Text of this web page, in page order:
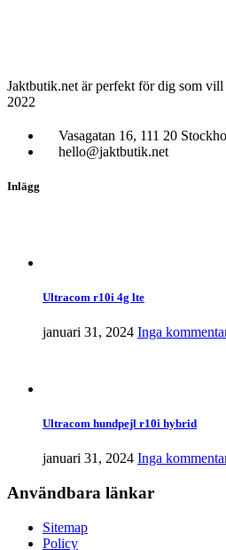
Jaktbutik.net är perfekt för dig som
2022
Vasagatan 16, 111 20
hello@jaktbutik.net
Inlägg
Ultracom r10i 4g lte
januari 31, 2024 Inga
Ultracom hundpejl r10i hybrid
januari 31, 2024 Inga
Användbara länkar
Sitemap
Policy